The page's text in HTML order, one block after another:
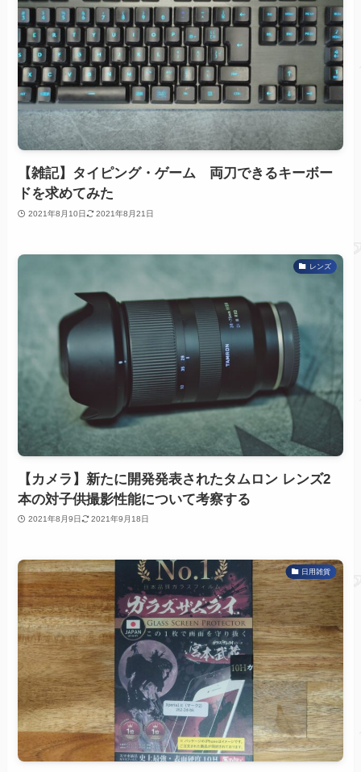
【雑記】タイピング・ゲーム 両刀できるキーボー
ドを求めてみた
2021年8月10日 2021年8月21日
レンズ
【カメラ】新たに開発発表されたタムロン レンズ2
本の対子供撮影性能について考察する
2021年8月9日 2021年9月18日
日用雑貨